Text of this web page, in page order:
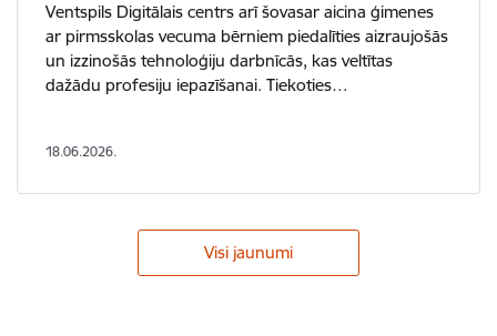
Ventspils Digitālais centrs arī šovasar aicina ģimenes
ar pirmsskolas vecuma bērniem piedalīties aizraujošās
un izzinošās tehnoloģiju darbnīcās, kas veltītas
dažādu profesiju iepazīšanai. Tiekoties…
18.06.2026.
Visi jaunumi